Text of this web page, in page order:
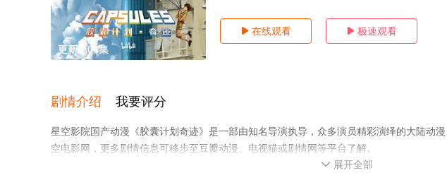
更新第06集
 在线观看  极速观看
剧情介绍 我要评分
星空影院国产动漫《胶囊计划奇迹》是一部由知名导演执导，众多演员精彩演绎的大陆动
空电影网，更多剧情信息可移步至豆瓣动漫、电视猫或剧情网等平台了解。
 展开全部